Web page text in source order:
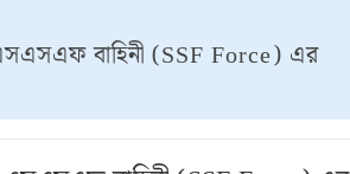
বাহিনী (SSF Force) এর